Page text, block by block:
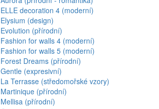
ELLE decoration 4 (moderní)
Elysium (design)
Evolution (přírodní)
Fashion for walls 4 (moderní)
Fashion for walls 5 (moderní)
Forest Dreams (přírodní)
Gentle (expresivní)
La Terrasse (středomořské vzory)
Martinique (přírodní)
Mellisa (přírodní)